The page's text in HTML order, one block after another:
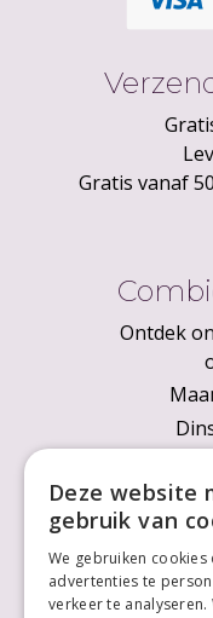
Gratis vanaf
Ontdek
Deze website
gebruik van
We gebruiken cookies
advertenties te
verkeer te analyseren.